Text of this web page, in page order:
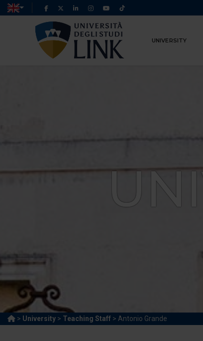
UNIVERSITY
> University > Teaching Staff > Antonio Grande